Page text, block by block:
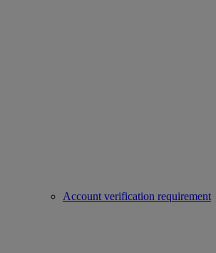
Account verification requirement